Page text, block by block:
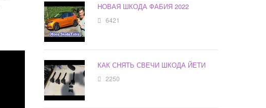
НОВАЯ ШКОДА ФАБИЯ 2022
6421
КАК СНЯТЬ СВЕЧИ ШКОДА ЙЕТИ
2250